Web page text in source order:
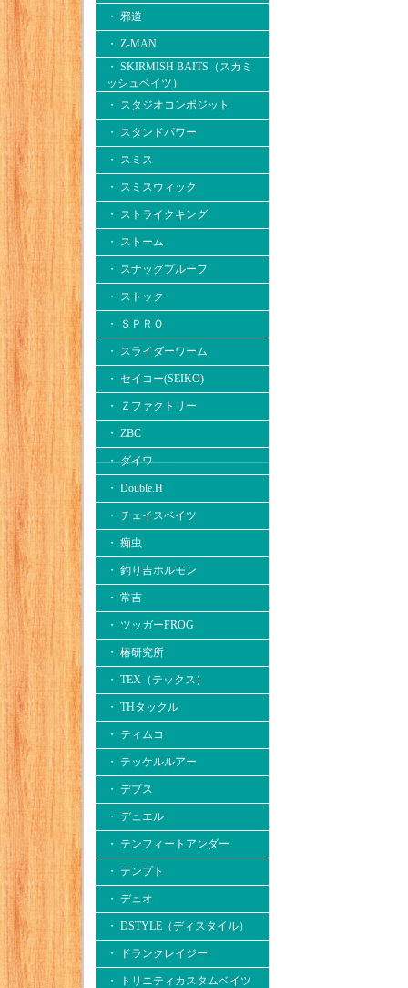
・ 邪道
・ Z-MAN
・ SKIRMISH BAITS（スカミ
ッシュベイツ）
・ スタジオコンポジット
・ スタンドパワー
・ スミス
・ スミスウィック
・ ストライクキング
・ ストーム
・ スナッグプルーフ
・ ストック
・ ＳＰＲＯ
・ スライダーワーム
・ セイコー(SEIKO)
・ Ｚファクトリー
・ ZBC
・ ダイワ
・ Double.H
・ チェイスベイツ
・ 痴虫
・ 釣り吉ホルモン
・ 常吉
・ ツッガーFROG
・ 椿研究所
・ TEX（テックス）
・ THタックル
・ ティムコ
・ テッケルルアー
・ デプス
・ デュエル
・ テンフィートアンダー
・ テンプト
・ デュオ
・ DSTYLE（ディスタイル）
・ ドランクレイジー
・ トリニティカスタムベイツ